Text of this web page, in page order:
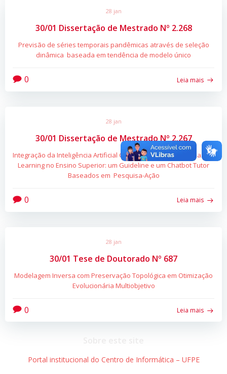
28 jan
30/01 Dissertação de Mestrado Nº 2.268
Previsão de séries temporais pandêmicas através de seleção
dinâmica baseada em tendência de modelo único
0 Leia mais
28 jan
30/01 Dissertação de Mestrado Nº 2.267
Integração da Inteligência Artificial Generativa ao Problem-Based
Learning no Ensino Superior: um Guideline e um Chatbot Tutor
Baseados em Pesquisa-Ação
0 Leia mais
28 jan
30/01 Tese de Doutorado Nº 687
Modelagem Inversa com Preservação Topológica em Otimização
Evolucionária Multiobjetivo
0 Leia mais
Portal institucional do Centro de Informática – UFPE